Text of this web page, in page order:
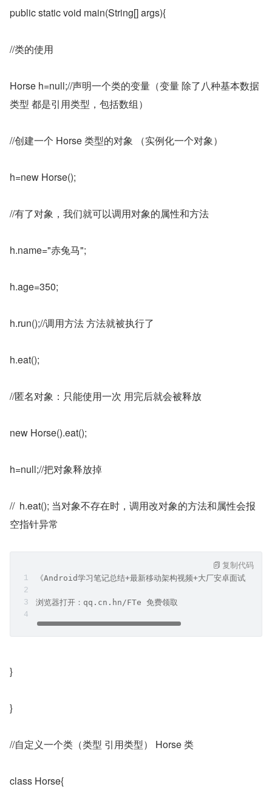
public static void main(String[] args){
//类的使用
Horse h=null;//声明一个类的变量（变量 除了八种基本数据
类型 都是引用类型，包括数组）
//创建一个 Horse 类型的对象 （实例化一个对象）
h=new Horse();
//有了对象，我们就可以调用对象的属性和方法
h.name="赤兔马";
h.age=350;
h.run();//调用方法 方法就被执行了
h.eat();
//匿名对象：只能使用一次 用完后就会被释放
new Horse().eat();
h=null;//把对象释放掉
//  h.eat(); 当对象不存在时，调用改对象的方法和属性会报
空指针异常
《Android学习笔记总结+最新移动架构视频+大厂安卓面试真题+
浏览器打开：qq.cn.hn/FTe 免费领取
复制代码
}
}
//自定义一个类（类型 引用类型） Horse 类
class Horse{